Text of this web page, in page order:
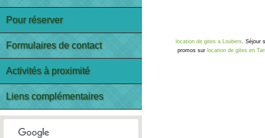
location de gites a Loubers . Séjour
promos sur location de gites en
Pour réserver
Formulaires de contact
Activités à proximité
Liens complémentaires